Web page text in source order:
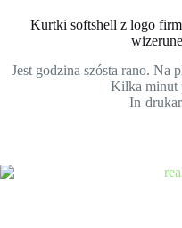
Kurtki softshell z logo
Jest godzina szósta rano. Na
Kilka minut
In